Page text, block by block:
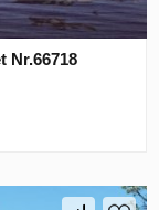
Nr.66718